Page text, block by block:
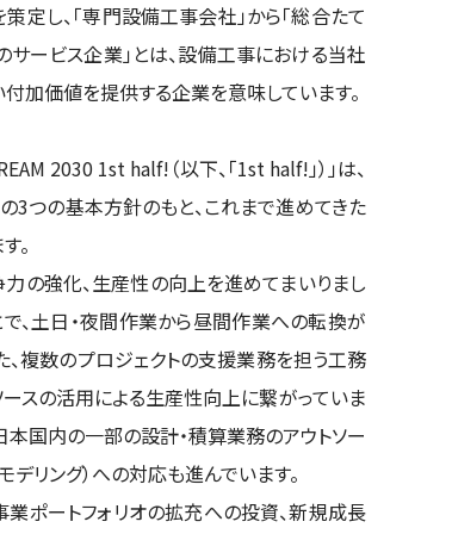
し、「専門設備工事会社」から「総合たて
ービス企業」とは、設備工事における当社
加価値を提供する企業を意味しています。
2030 1st half!（以下、「1st half!」）」は、
3つの基本方針のもと、これまで進めてきた
。
の強化、生産性の向上を進めてまいりまし
、土日・夜間作業から昼間作業への転換が
複数のプロジェクトの支援業務を担う工務
スの活用による生産性向上に繋がっていま
本国内の一部の設計・積算業務のアウトソー
デリング）への対応も進んでいます。
業ポートフォリオの拡充への投資、新規成長